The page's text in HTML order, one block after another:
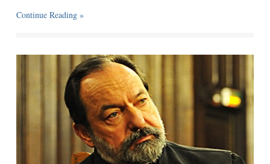
Continue Reading »